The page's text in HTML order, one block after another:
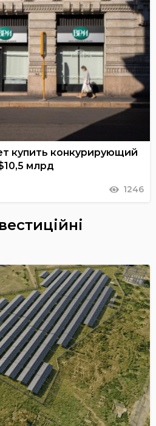
купить конкурирующий
млрд
1246